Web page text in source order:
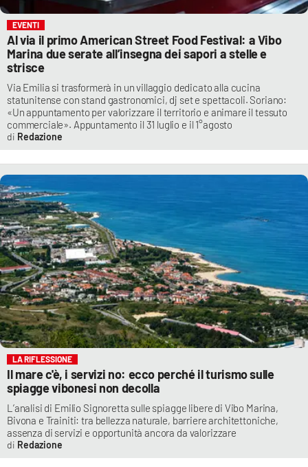
EVENTI
Al via il primo American Street Food Festival: a Vibo
Marina due serate all’insegna dei sapori a stelle e
strisce
Via Emilia si trasformerà in un villaggio dedicato alla cucina
statunitense con stand gastronomici, dj set e spettacoli. Soriano:
«Un appuntamento per valorizzare il territorio e animare il tessuto
commerciale». Appuntamento il 31 luglio e il 1°agosto
Redazione
LA RIFLESSIONE
Il mare c'è, i servizi no: ecco perché il turismo sulle
spiagge vibonesi non decolla
L’analisi di Emilio Signoretta sulle spiagge libere di Vibo Marina,
Bivona e Trainiti: tra bellezza naturale, barriere architettoniche,
assenza di servizi e opportunità ancora da valorizzare
Redazione